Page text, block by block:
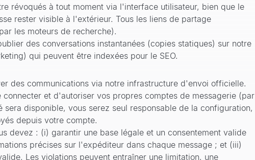
révoqués à tout moment via l'interface utilisateur, bien que le
rester visible à l'extérieur. Tous les liens de partage
les moteurs de recherche).
des conversations instantanées (copies statiques) sur notre
qui peuvent être indexées pour le SEO.
des communications via notre infrastructure d'envoi officielle.
et d'autoriser vos propres comptes de messagerie (par
disponible, vous serez seul responsable de la configuration,
depuis votre compte.
devez : (i) garantir une base légale et un consentement valide
précises sur l'expéditeur dans chaque message ; et (iii)
Les violations peuvent entraîner une limitation, une